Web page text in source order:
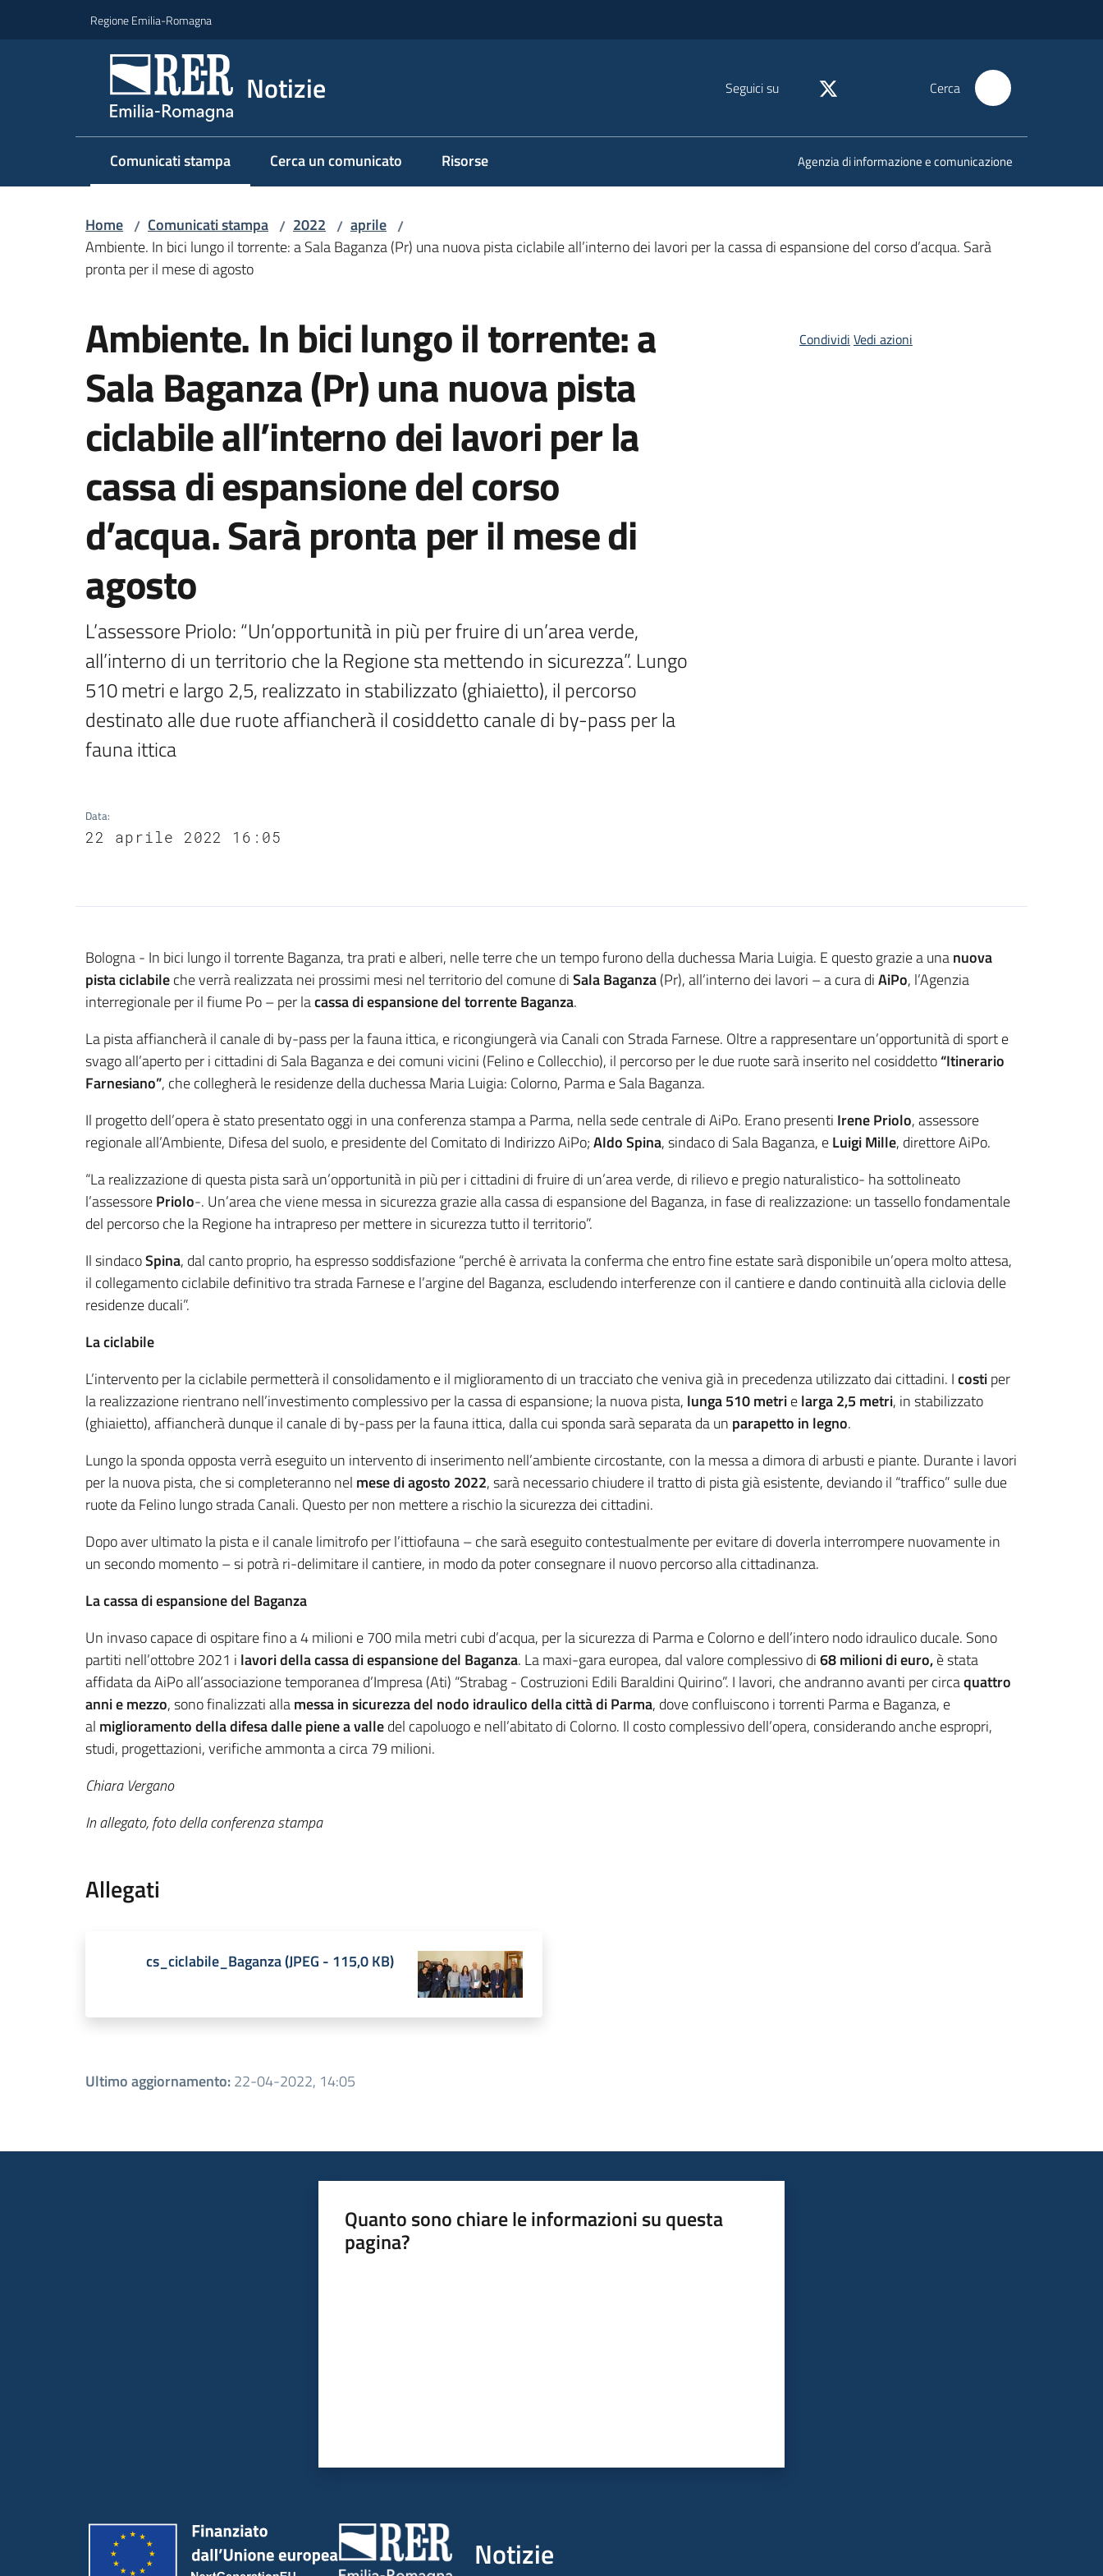
Regione Emilia-Romagna
Notizie Seguici su Cerca
Comunicati stampa
Menu selezionato Cerca un comunicato Risorse Agenzia di informazione e comunicazione
Home / Comunicati stampa / 2022 / aprile /
Ambiente. In bici lungo il torrente: a Sala Baganza (Pr) una nuova pista ciclabile all’interno dei lavori per la cassa di espansione del corso d’acqua. Sarà
pronta per il mese di agosto
Ambiente. In bici lungo il torrente: a
Sala Baganza (Pr) una nuova pista
ciclabile all’interno dei lavori per la
cassa di espansione del corso
d’acqua. Sarà pronta per il mese di
agosto
L’assessore Priolo: “Un’opportunità in più per fruire di un’area verde,
all’interno di un territorio che la Regione sta mettendo in sicurezza”. Lungo
510 metri e largo 2,5, realizzato in stabilizzato (ghiaietto), il percorso
destinato alle due ruote affiancherà il cosiddetto canale di by-pass per la
fauna ittica
Data:
22 aprile 2022 16:05
Condividi Vedi azioni
Contenuto
Bologna - In bici lungo il torrente Baganza, tra prati e alberi, nelle terre che un tempo furono della duchessa Maria Luigia. E questo grazie a unanuova
pista ciclabileche verrà realizzata nei prossimi mesi nel territorio del comune diSala Baganza(Pr), all’interno dei lavori – a cura diAiPo, l’Agenzia
interregionale per il fiume Po – per lacassa di espansionedeltorrente Baganza.
La pista affiancherà il canale di by-pass per la fauna ittica, e ricongiungerà via Canali con Strada Farnese. Oltre a rappresentare un’opportunità di sport e
svago all’aperto per i cittadini di Sala Baganza e dei comuni vicini (Felino e Collecchio), il percorso per le due ruote sarà inserito nel cosiddetto“Itinerario
Farnesiano”, che collegherà le residenze della duchessa Maria Luigia: Colorno, Parma e Sala Baganza.
Il progetto dell’opera è stato presentato oggi in una conferenza stampa a Parma, nella sede centrale di AiPo. Erano presenti Irene Priolo, assessore
regionale all’Ambiente, Difesa del suolo, e presidente del Comitato di Indirizzo AiPo;Aldo Spina, sindaco di Sala Baganza, eLuigi Mille, direttore AiPo.
“La realizzazione di questa pista sarà un’opportunità in più per i cittadini di fruire di un’area verde, di rilievo e pregio naturalistico- ha sottolineato
l’assessorePriolo-. Un’area che viene messa in sicurezza grazie alla cassa di espansione del Baganza, in fase di realizzazione: un tassello fondamentale
del percorso che la Regione ha intrapreso per mettere in sicurezza tutto il territorio”.
Il sindacoSpina, dal canto proprio, ha espresso soddisfazione “perché è arrivata la conferma che entro fine estate sarà disponibile un’opera molto attesa,
il collegamento ciclabile definitivo tra strada Farnese e l’argine del Baganza, escludendo interferenze con il cantiere e dando continuità alla ciclovia delle
residenze ducali”.
La ciclabile
L’intervento per la ciclabile permetterà il consolidamento e il miglioramento di un tracciato che veniva già in precedenza utilizzato dai cittadini. Icostiper
la realizzazione rientrano nell’investimento complessivo per la cassa di espansione; la nuova pista, lunga 510 metrielarga 2,5 metri, in stabilizzato
(ghiaietto), affiancherà dunque il canale di by-pass per la fauna ittica, dalla cui sponda sarà separata da un parapetto in legno.
Lungo la sponda opposta verrà eseguito un intervento di inserimento nell’ambiente circostante, con la messa a dimora di arbusti e piante. Durante i lavori
per la nuova pista, che si completeranno nel mese di agosto 2022, sarà necessario chiudere il tratto di pista già esistente, deviando il “traffico” sulle due
ruote da Felino lungo strada Canali. Questo per non mettere a rischio la sicurezza dei cittadini.
Dopo aver ultimato la pista e il canale limitrofo per l’ittiofauna – che sarà eseguito contestualmente per evitare di doverla interrompere nuovamente in
un secondo momento – si potrà ri-delimitare il cantiere, in modo da poter consegnare il nuovo percorso alla cittadinanza.
La cassa di espansione del Baganza
Un invaso capace di ospitare fino a 4 milioni e 700 mila metri cubi d’acqua, per la sicurezza di Parma e Colorno e dell’intero nodo idraulico ducale. Sono
partiti nell’ottobre 2021 i lavori della cassa di espansione del Baganza. La maxi-gara europea, dal valore complessivo di68 milioni di euro,è stata
affidata da AiPo all’associazione temporanea d’Impresa (Ati) “Strabag - Costruzioni Edili Baraldini Quirino”. I lavori, che andranno avanti per circaquattro
anni e mezzo, sono finalizzati allamessa in sicurezza del nodo idraulico della città di Parma, dove confluiscono i torrenti Parma e Baganza, e
al miglioramento della difesa dalle piene a valledel capoluogo e nell’abitato di Colorno. Il costo complessivo dell’opera, considerando anche espropri,
studi, progettazioni, verifiche ammonta a circa 79 milioni.
Chiara Vergano
In allegato, foto della conferenza stampa
Allegati
cs_ciclabile_Baganza(JPEG - 115,0 KB)
Ultimo aggiornamento:22-04-2022, 14:05
Quanto sono chiare le informazioni su questa
pagina?
Notizie